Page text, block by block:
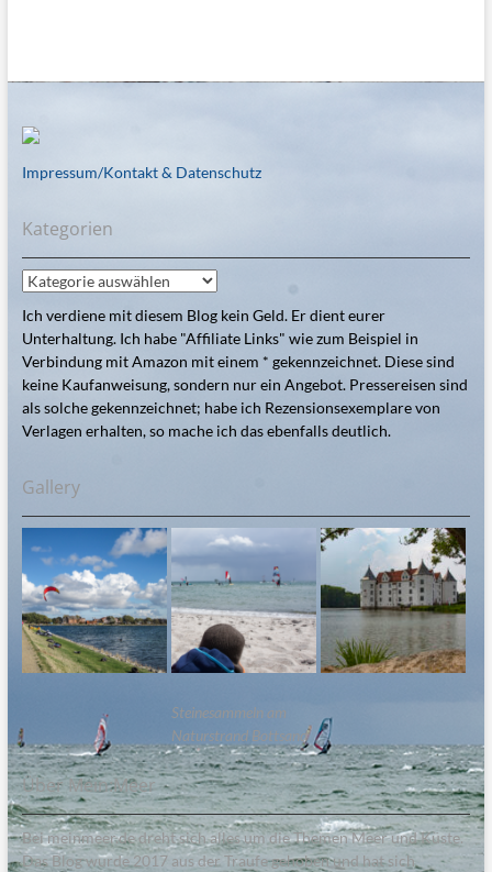
Impressum/Kontakt & Datenschutz
Kategorien
Kategorien
Ich verdiene mit diesem Blog kein Geld. Er dient eurer
Unterhaltung. Ich habe "Affiliate Links" wie zum Beispiel in
Verbindung mit Amazon mit einem * gekennzeichnet. Diese sind
keine Kaufanweisung, sondern nur ein Angebot. Pressereisen sind
als solche gekennzeichnet; habe ich Rezensionsexemplare von
Verlagen erhalten, so mache ich das ebenfalls deutlich.
Gallery
Steinesammeln am
Naturstrand Bottsand
Über Mein:Meer
Bei meinmeer.de dreht sich alles um die Themen Meer und Küste.
Das Blog wurde 2017 aus der Traufe gehoben und hat sich